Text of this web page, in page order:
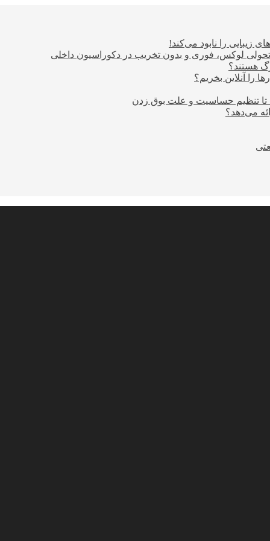
زیبایی را نابود می‌کند!
تحولی لوکس، فوری و بدون تخریب در دکوراسیون داخلی
را آنلاین بخریم؟
تا تنظیم حساسیت و علت بوق زدن